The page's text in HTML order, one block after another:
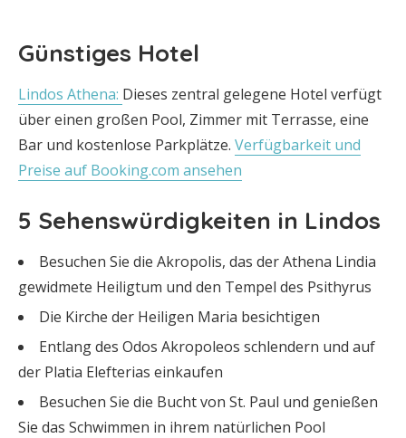
Günstiges Hotel
Lindos Athena: Dieses zentral gelegene Hotel verfügt
über einen großen Pool, Zimmer mit Terrasse, eine
Bar und kostenlose Parkplätze. Verfügbarkeit und
Preise auf Booking.com ansehen
5 Sehenswürdigkeiten in Lindos
Besuchen Sie die Akropolis, das der Athena Lindia
gewidmete Heiligtum und den Tempel des Psithyrus
Die Kirche der Heiligen Maria besichtigen
Entlang des Odos Akropoleos schlendern und auf
der Platia Elefterias einkaufen
Besuchen Sie die Bucht von St. Paul und genießen
Sie das Schwimmen in ihrem natürlichen Pool